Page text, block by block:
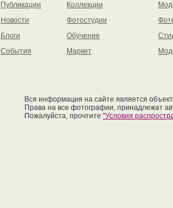
Публикации
Новости
Блоги
События
Коллекции
Фотостудии
Обучение
Маркет
Вся информация на сайте является
Права на все фотографии, принадлежат
Пожалуйста, прочтите "Условия